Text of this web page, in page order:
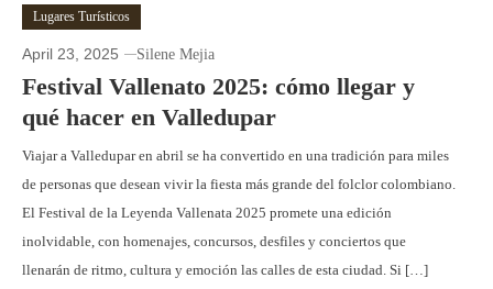
Lugares Turísticos
April 23, 2025 Silene Mejia
Festival Vallenato 2025: cómo llegar y
qué hacer en Valledupar
Viajar a Valledupar en abril se ha convertido en una tradición para miles
de personas que desean vivir la fiesta más grande del folclor colombiano.
El Festival de la Leyenda Vallenata 2025 promete una edición
inolvidable, con homenajes, concursos, desfiles y conciertos que
llenarán de ritmo, cultura y emoción las calles de esta ciudad. Si […]